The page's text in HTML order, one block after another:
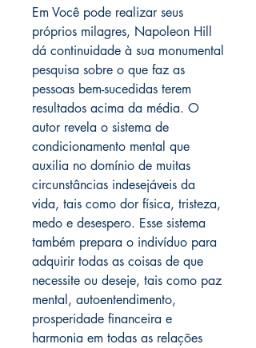
Em Você pode realizar seus
próprios milagres, Napoleon Hill
dá continuidade à sua monumental
pesquisa sobre o que faz as
pessoas bem-sucedidas terem
resultados acima da média. O
autor revela o sistema de
condicionamento mental que
auxilia no domínio de muitas
circunstâncias indesejáveis da
vida, tais como dor física, tristeza,
medo e desespero. Esse sistema
também prepara o indivíduo para
adquirir todas as coisas de que
necessite ou deseje, tais como paz
mental, autoentendimento,
prosperidade financeira e
harmonia em todas as relações